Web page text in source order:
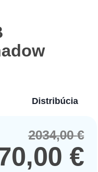
Distribúcia
2034,00€
€